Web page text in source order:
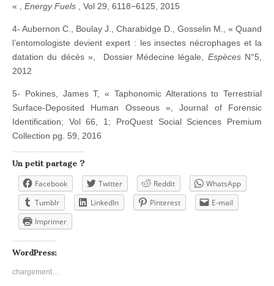
« , Energy Fuels , Vol 29, 6118−6125, 2015
4- Aubernon C., Boulay J., Charabidge D., Gosselin M., « Quand
l’entomologiste devient expert : les insectes nécrophages et la
datation du décès », Dossier Médecine légale, EspècesN°5,
2012
5- Pokines, James T, « Taphonomic Alterations to Terrestrial
Surface-Deposited Human Osseous », Journal of Forensic
Identification; Vol 66, 1; ProQuest Social Sciences Premium
Collection pg. 59, 2016
Un petit partage ?
Facebook Twitter Reddit
WhatsApp
Tumblr
LinkedIn Pinterest
E-mail
Imprimer
WordPress:
chargement…